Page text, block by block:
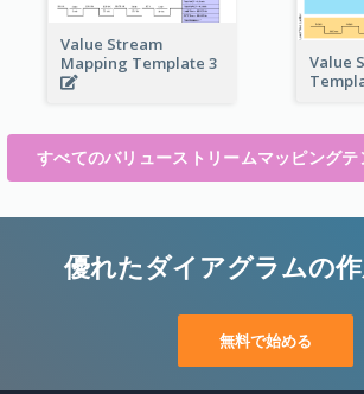
Value Stream
Mapping Template 3
Value
すべてのバリューストリームマッピング
優れたダイアグラムの
無料で始める